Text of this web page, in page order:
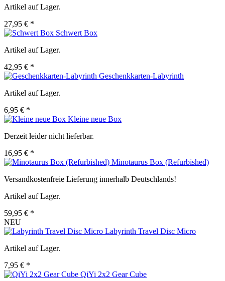
Artikel auf Lager.
27,95 € *
Schwert Box
Artikel auf Lager.
42,95 € *
Geschenkkarten-Labyrinth
Artikel auf Lager.
6,95 € *
Kleine neue Box
Derzeit leider nicht lieferbar.
16,95 € *
Minotaurus Box (Refurbished)
Versandkostenfreie Lieferung innerhalb Deutschlands!
Artikel auf Lager.
59,95 € *
NEU
Labyrinth Travel Disc Micro
Artikel auf Lager.
7,95 € *
QiYi 2x2 Gear Cube